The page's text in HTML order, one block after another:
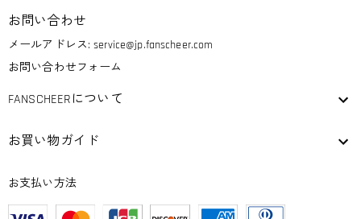
お問い合わせ
メールアドレス:service@jp.fanscheer.com
お問い合わせフォーム
FANSCHEERについて
お買い物ガイド
お支払い方法